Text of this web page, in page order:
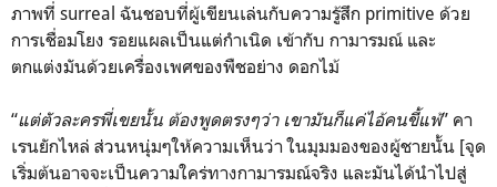
ภาพที่ surreal ฉันชอบที่ผู้เขียนเล่นกับความรู้สึก primitive ด้วย
การเชื่อมโยง รอยแผลเป็นแต่กำเนิด เข้ากับ กามารมณ์ และ
ตกแต่งมันด้วยเครื่องเพศของพืชอย่าง ดอกไม้
“แต่ตัวละครพี่เขยนั้น ต้องพูดตรงๆว่า เขามันก็แค่ไอ้คนขี้แพ้” คา
เรนยักไหล่ ส่วนหนุ่มๆให้ความเห็นว่า ในมุมมองของผู้ชายนั้น [จุด
เริ่มต้นอาจจะเป็นความใคร่ทางกามารมณ์จริง และมันได้นำไปสู่